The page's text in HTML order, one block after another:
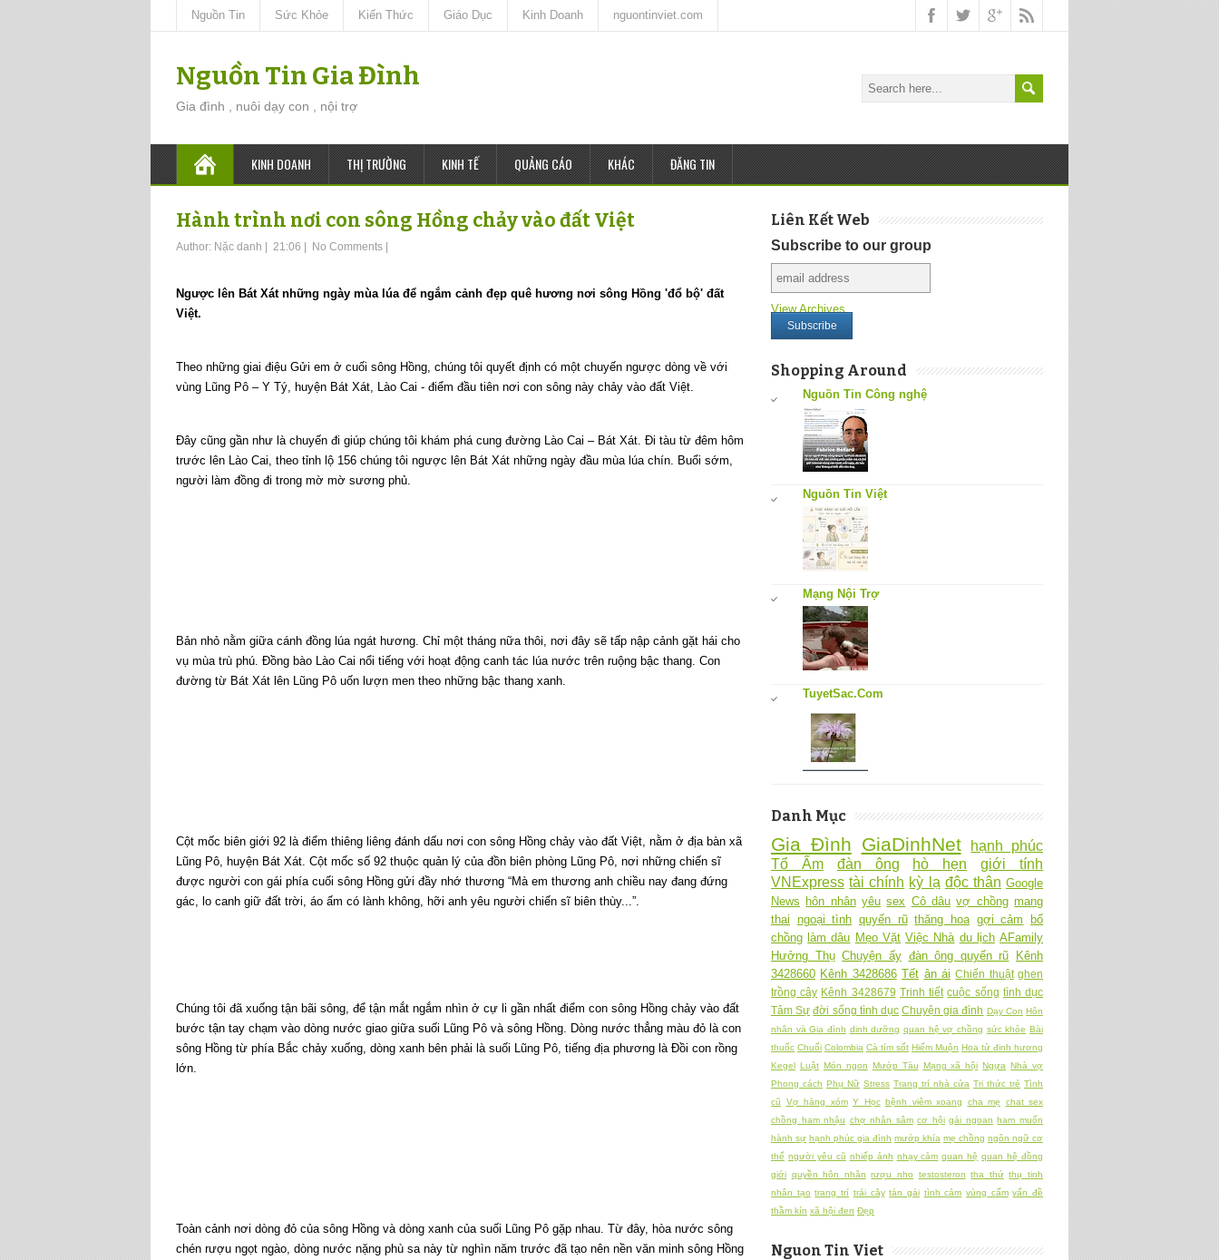
Nguồn Tin Sức Khỏe Kiến Thức Giáo Dục Kinh Doanh nguontinviet.com
Nguồn Tin Gia Đình
Gia đình , nuôi dạy con , nội trợ
KINH DOANH THỊ TRƯỜNG KINH TẾ QUẢNG CÁO KHÁC ĐĂNG TIN
Hành trình nơi con sông Hồng chảy vào đất Việt
Author: Nặc danh 21:06 No Comments
Ngược lên Bát Xát những ngày mùa lúa để ngắm cảnh đẹp quê hương nơi sông Hồng 'đổ bộ' đất
Việt.
Theo những giai điệu Gửi em ở cuối sông Hồng, chúng tôi quyết định có một chuyến ngược dòng về với
vùng Lũng Pô – Y Tý, huyện Bát Xát, Lào Cai - điểm đầu tiên nơi con sông này chảy vào đất Việt.
Đây cũng gần như là chuyến đi giúp chúng tôi khám phá cung đường Lào Cai – Bát Xát. Đi tàu từ đêm hôm
trước lên Lào Cai, theo tỉnh lộ 156 chúng tôi ngược lên Bát Xát những ngày đầu mùa lúa chín. Buổi sớm,
người làm đồng đi trong mờ mờ sương phủ.
Bản nhỏ nằm giữa cánh đồng lúa ngát hương. Chỉ một tháng nữa thôi, nơi đây sẽ tấp nập cảnh gặt hái cho
vụ mùa trù phú. Đồng bào Lào Cai nổi tiếng với hoạt động canh tác lúa nước trên ruộng bậc thang. Con
đường từ Bát Xát lên Lũng Pô uốn lượn men theo những bậc thang xanh.
Cột mốc biên giới 92 là điểm thiêng liêng đánh dấu nơi con sông Hồng chảy vào đất Việt, nằm ở địa bàn xã
Lũng Pô, huyện Bát Xát. Cột mốc số 92 thuộc quản lý của đồn biên phòng Lũng Pô, nơi những chiến sĩ
được người con gái phía cuối sông Hồng gửi đầy nhớ thương “Mà em thương anh chiều nay đang đứng
gác, lo canh giữ đất trời, áo ấm có lành không, hỡi anh yêu người chiến sĩ biên thùy...”.
Chúng tôi đã xuống tận bãi sông, để tận mắt ngắm nhìn ở cự li gần nhất điểm con sông Hồng chảy vào đất
bước tận tay chạm vào dòng nước giao giữa suối Lũng Pô và sông Hồng. Dòng nước thẳng màu đỏ là con
sông Hồng từ phía Bắc chảy xuống, dòng xanh bên phải là suối Lũng Pô, tiếng địa phương là Đồi con rồng
lớn.
Toàn cảnh nơi dòng đỏ của sông Hồng và dòng xanh của suối Lũng Pô gặp nhau. Từ đây, hòa nước sông
chén rượu ngọt ngào, dòng nước nặng phù sa này từ nghìn năm trước đã tạo nên nền văn minh sông Hồng
Liên Kết Web
Subscribe to our group
View Archives
Shopping Around
Nguồn Tin Công nghệ
Nguồn Tin Việt
Mạng Nội Trợ
TuyetSac.Com
Danh Mục
Gia Đình GiaDinhNet
hạnh phúc
Tổ Ấm
đàn ông hò hẹn
giới tính
VNExpress tài chính kỳ lạ độc thân Google
News hôn nhân yêu sex Cô dâu vợ chồng mang
thai ngoại tình quyến rũ thăng hoa gợi cảm
bố
chồng làm dâu Mẹo Vặt Việc Nhà du lịch AFamily
Hưởng Thụ Chuyện ấy đàn ông quyến rũ
Kênh
3428660 Kênh 3428686 Tết ân ái Chiến thuật ghen
trồng cây Kênh 3428679 Trinh tiết cuộc sống tình dục
Tâm Sự đời sống tình dục Chuyện gia đình Dạy Con Hôn
nhân và Gia đình dinh dưỡng quan hệ vợ chồng sức khỏe Bài
thuốc Chuối Colombia Cà tím sốt Hiếm Muộn Hoa tử đinh hương
Kegel Luật Món ngon Mướp Tàu Mạng xã hội Ngựa Nhà vợ
Phong cách Phụ Nữ Stress Trang trí nhà cửa Tri thức trẻ Tình
cũ
Vợ hàng xóm Y Học bệnh viêm xoang cha mẹ
chat sex
chồng ham nhậu chợ nhân sâm cơ hội gái ngoan ham muốn
hành sự hạnh phúc gia đình mướp khía mẹ chồng ngôn ngữ cơ
thể người yêu cũ nhiếp ảnh nhạy cảm quan hệ quan hệ đồng
giới quyền hôn nhân rượu nho testosteron tha thứ thụ tinh
nhân tạo trang trí trái cây tán gái tình cảm vùng cấm vấn đề
thầm kín xã hội đen Đẹp
Nguon Tin Viet